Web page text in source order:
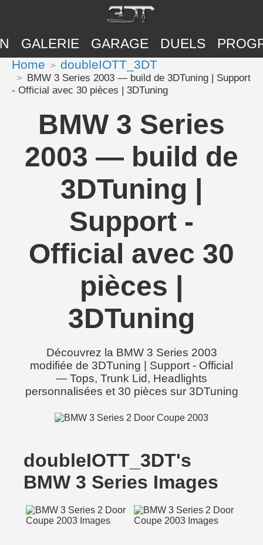
GALERIE GARAGE DUELS
Home doubleIOTT_3DT
BMW 3 Series 2003 — build de 3DTuning | Support
- Official avec 30 pièces | 3DTuning
BMW 3 Series
2003 — build de
3DTuning |
Support -
Official avec 30
pièces |
3DTuning
Découvrez la BMW 3 Series 2003
modifiée de 3DTuning | Support - Official
— Tops, Trunk Lid, Headlights
personnalisées et 30 pièces sur 3DTuning
doubleIOTT_3DT's
BMW 3 Series Images